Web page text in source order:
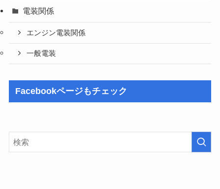
電装関係
エンジン電装関係
一般電装
Facebookページもチェック